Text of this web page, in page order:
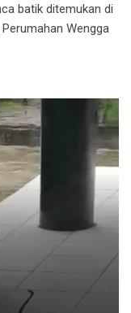
batik ditemukan di
Wengga